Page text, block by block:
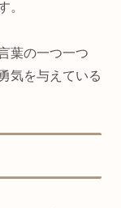
。
葉の一つ一つ
気を与えている